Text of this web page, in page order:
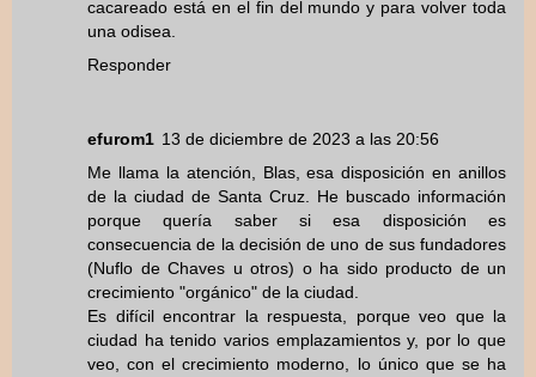
cacareado está en el fin del mundo y para volver toda
una odisea.
Responder
efurom1 13 de diciembre de 2023 a las 20:56
Me llama la atención, Blas, esa disposición en anillos
de la ciudad de Santa Cruz. He buscado información
porque quería saber si esa disposición es
consecuencia de la decisión de uno de sus fundadores
(Nuflo de Chaves u otros) o ha sido producto de un
crecimiento "orgánico" de la ciudad.
Es difícil encontrar la respuesta, porque veo que la
ciudad ha tenido varios emplazamientos y, por lo que
veo, con el crecimiento moderno, lo único que se ha